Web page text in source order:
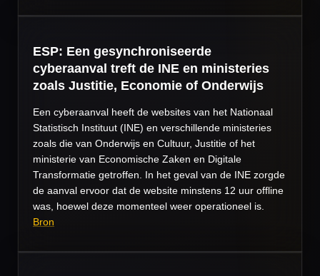
ESP: Een gesynchroniseerde
cyberaanval treft de INE en ministeries
zoals Justitie, Economie of Onderwijs
Een cyberaanval heeft de websites van het Nationaal
Statistisch Instituut (INE) en verschillende ministeries
zoals die van Onderwijs en Cultuur, Justitie of het
ministerie van Economische Zaken en Digitale
Transformatie getroffen. In het geval van de INE zorgde
de aanval ervoor dat de website minstens 12 uur offline
was, hoewel deze momenteel weer operationeel is.
Bron